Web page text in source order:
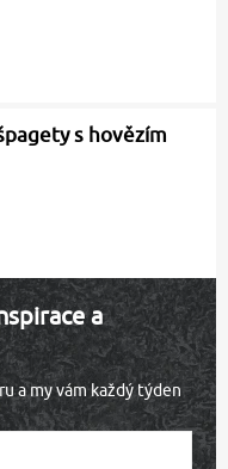
s hovězím
a
a my vám každý týden